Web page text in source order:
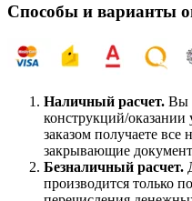
Способы и варианты
Наличный расчет. Вы
конструкций/оказании
заказом получаете
закрывающие
Безналичный расчет.
производится только